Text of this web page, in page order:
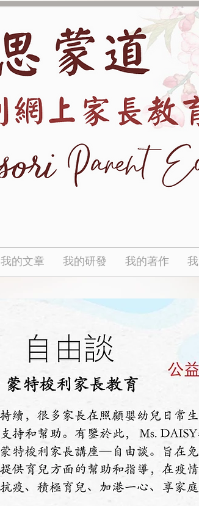
我的文章 我的研發 我的著作